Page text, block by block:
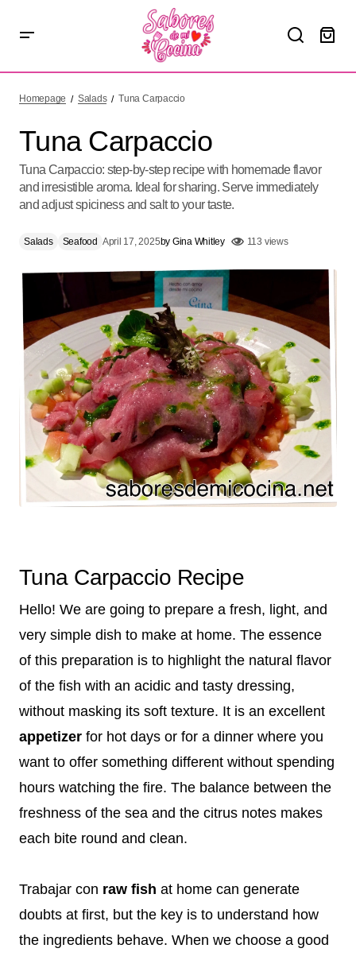
Homepage Salads Tuna Carpaccio
Tuna Carpaccio
Tuna Carpaccio: step-by-step recipe with homemade flavor
and irresistible aroma. Ideal for sharing. Serve immediately
and adjust spiciness and salt to your taste.
Salads Seafood April 17, 2025by Gina Whitley 113 views
Tuna Carpaccio Recipe
Hello! We are going to prepare a fresh, light, and
very simple dish to make at home. The essence
of this preparation is to highlight the natural flavor
of the fish with an acidic and tasty dressing,
without masking its soft texture. It is an excellent
appetizer for hot days or for a dinner where you
want to offer something different without spending
hours watching the fire. The balance between the
freshness of the sea and the citrus notes makes
each bite round and clean.
Trabajar con raw fish at home can generate
doubts at first, but the key is to understand how
the ingredients behave. When we choose a good